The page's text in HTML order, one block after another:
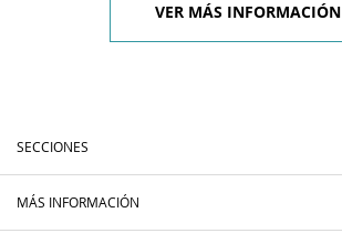
VER MÁS INFORMACIÓN
SECCIONES
MÁS INFORMACIÓN